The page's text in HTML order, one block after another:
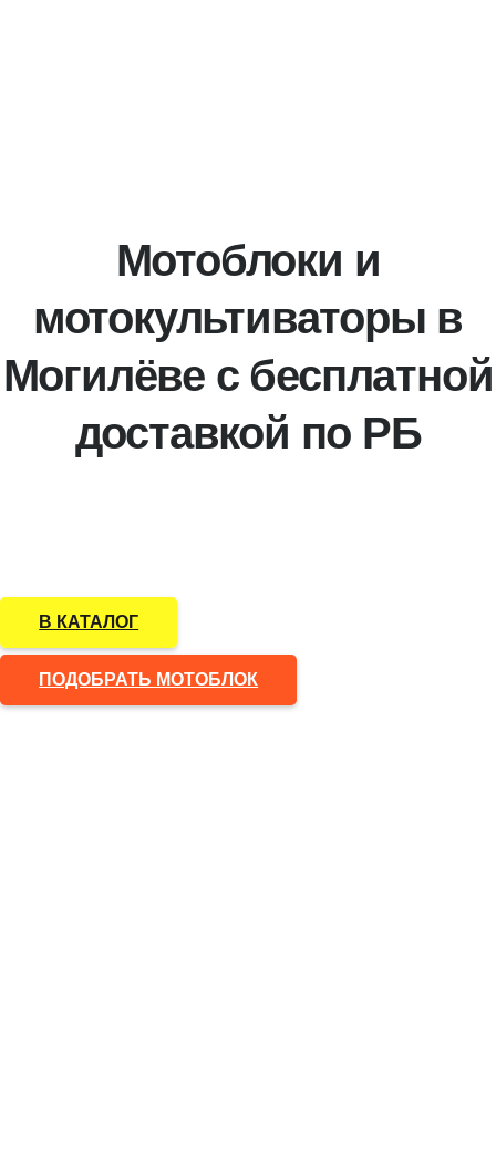
Мотоблоки и
мотокультиваторы в
Могилёве с бесплатной
доставкой по РБ
В КАТАЛОГ
ПОДОБРАТЬ МОТОБЛОК